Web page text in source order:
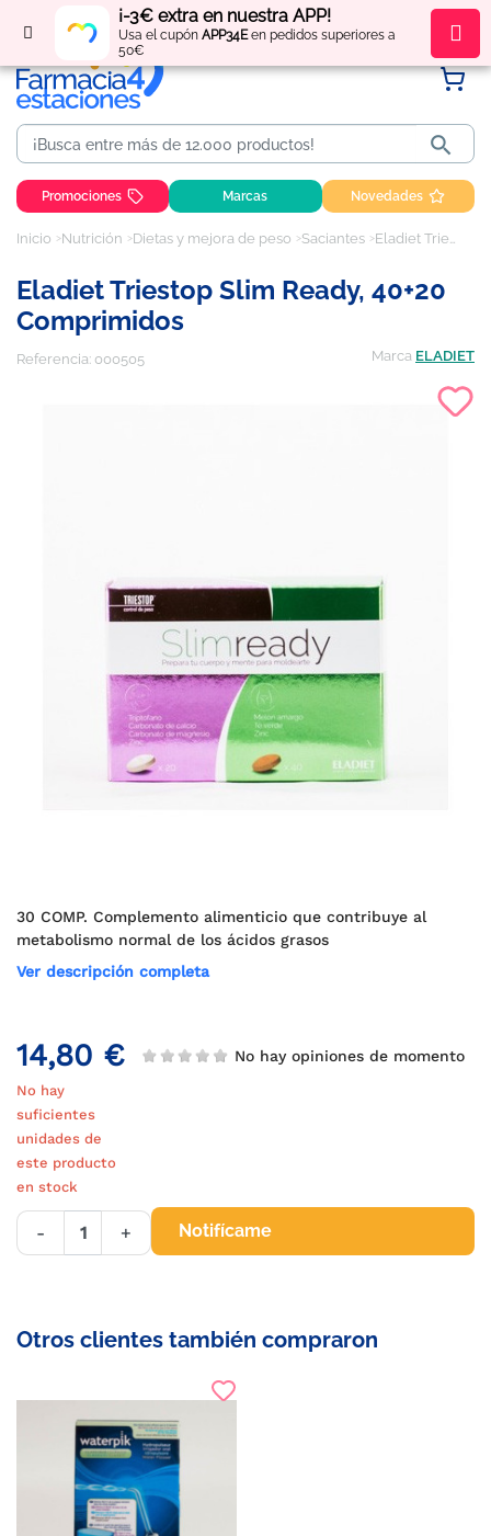
¡-3€ extra en nuestra APP!
Usa el cupón APP34Een pedidos superiores a
50€
Regístratey obténpuntos por tus compras

Promociones Marcas Novedades
Inicio Nutrición Dietas y mejora de peso Saciantes Eladiet Triestop Slim Ready, 40+20 comprimidos
Eladiet Triestop Slim Ready, 40+20
Comprimidos
Referencia: 000505 Marca ELADIET
30 COMP. Complemento alimenticio que contribuye al
metabolismo normal de los ácidos grasos
Ver descripción completa
14,80 € No hay opiniones de momento
No hay
suficientes
unidades de
este producto
en stock
- + Notifícame
Otros clientes también compraron